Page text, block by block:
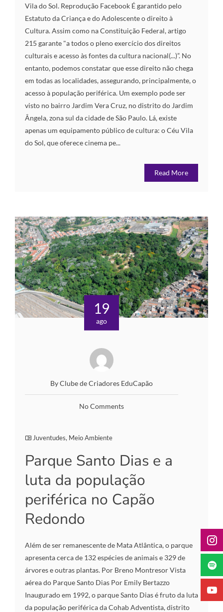
Vila do Sol. Reprodução Facebook É garantido pelo
Estatuto da Criança e do Adolescente o direito à
Cultura. Assim como na Constituição Federal, artigo
215 garante "a todos o pleno exercício dos direitos
culturais e acesso às fontes da cultura nacional(...)”. No
entanto, podemos constatar que esse direito não chega
em todas as localidades, assegurando, principalmente, o
acesso à população periférica. Um exemplo pode ser
visto no bairro Jardim Vera Cruz, no distrito do Jardim
Ângela, zona sul da cidade de São Paulo. Lá, existe
apenas um equipamento público de cultura: o Céu Vila
do Sol, que oferece cinema pe...
Read More
19
ago
By Clube de Criadores EduCapão
No Comments
Juventudes, Meio Ambiente
Parque Santo Dias e a
luta da população
periférica no Capão
Redondo
Além de ser remanescente de Mata Atlântica, o parque
apresenta cerca de 132 espécies de animais e 329 de
árvores e outras plantas. Por Breno Montresor Vista
aérea do Parque Santo Dias Por Emily Bertazzo
Inaugurado em 1992, o parque Santo Dias é fruto da luta
da população periférica da Cohab Adventista, distrito